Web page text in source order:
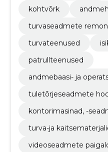
kohtvõrk
turvaseadmete
turvateenused
patrullteenused
andmebaasi- ja
tuletõrjeseadmete
kontorimasinad, -
turva-ja
videoseadmete